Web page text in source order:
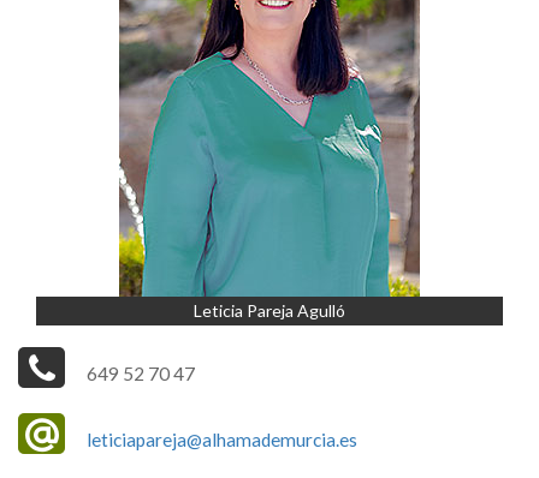
Leticia Pareja Agulló
649 52 70 47
leticiapareja@alhamademurcia.es